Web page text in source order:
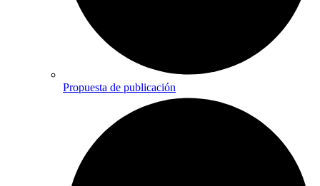
Propuesta de publicación